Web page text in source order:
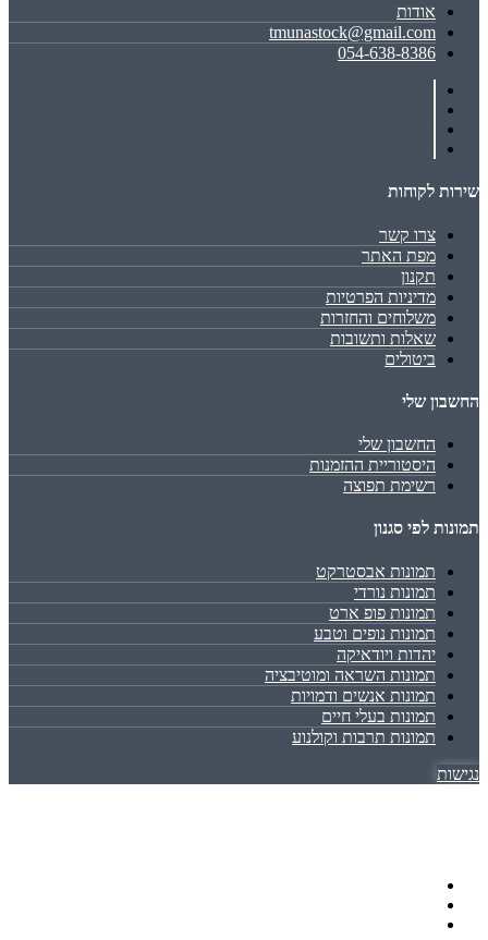
אודות
tmunastock@gmail.com
054-638-8386
שירות לקוחות
צרו קשר
מפת האתר
תקנון
מדיניות הפרטיות
משלוחים והחזרות
שאלות ותשובות
ביטולים
החשבון שלי
החשבון שלי
היסטוריית ההזמנות
רשימת תפוצה
תמונות לפי סגנון
תמונות אבסטרקט
תמונות נורדי
תמונות פופ ארט
תמונות נופים וטבע
יהדות ויודאיקה
תמונות השראה ומוטיבציה
תמונות אנשים ודמויות
תמונות בעלי חיים
תמונות תרבות וקולנוע
נגישות